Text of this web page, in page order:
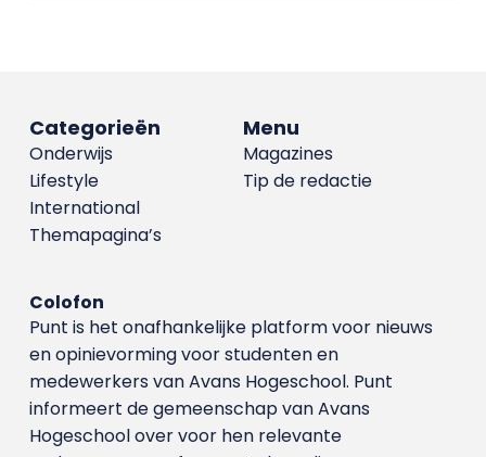
Menu
Magazines
Tip de redactie
Categorieën
Onderwijs
Lifestyle
International
Themapagina’s
Colofon
Punt is het onafhankelijke platform voor nieuws
en opinievorming voor studenten en
medewerkers van Avans Hoge­school. Punt
informeert de gemeenschap van Avans
Hogeschool over voor hen relevante